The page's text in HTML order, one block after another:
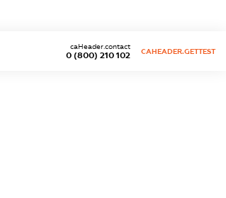
0 (800) 210 102
caHeader.contact
CAHEADER.GETTEST